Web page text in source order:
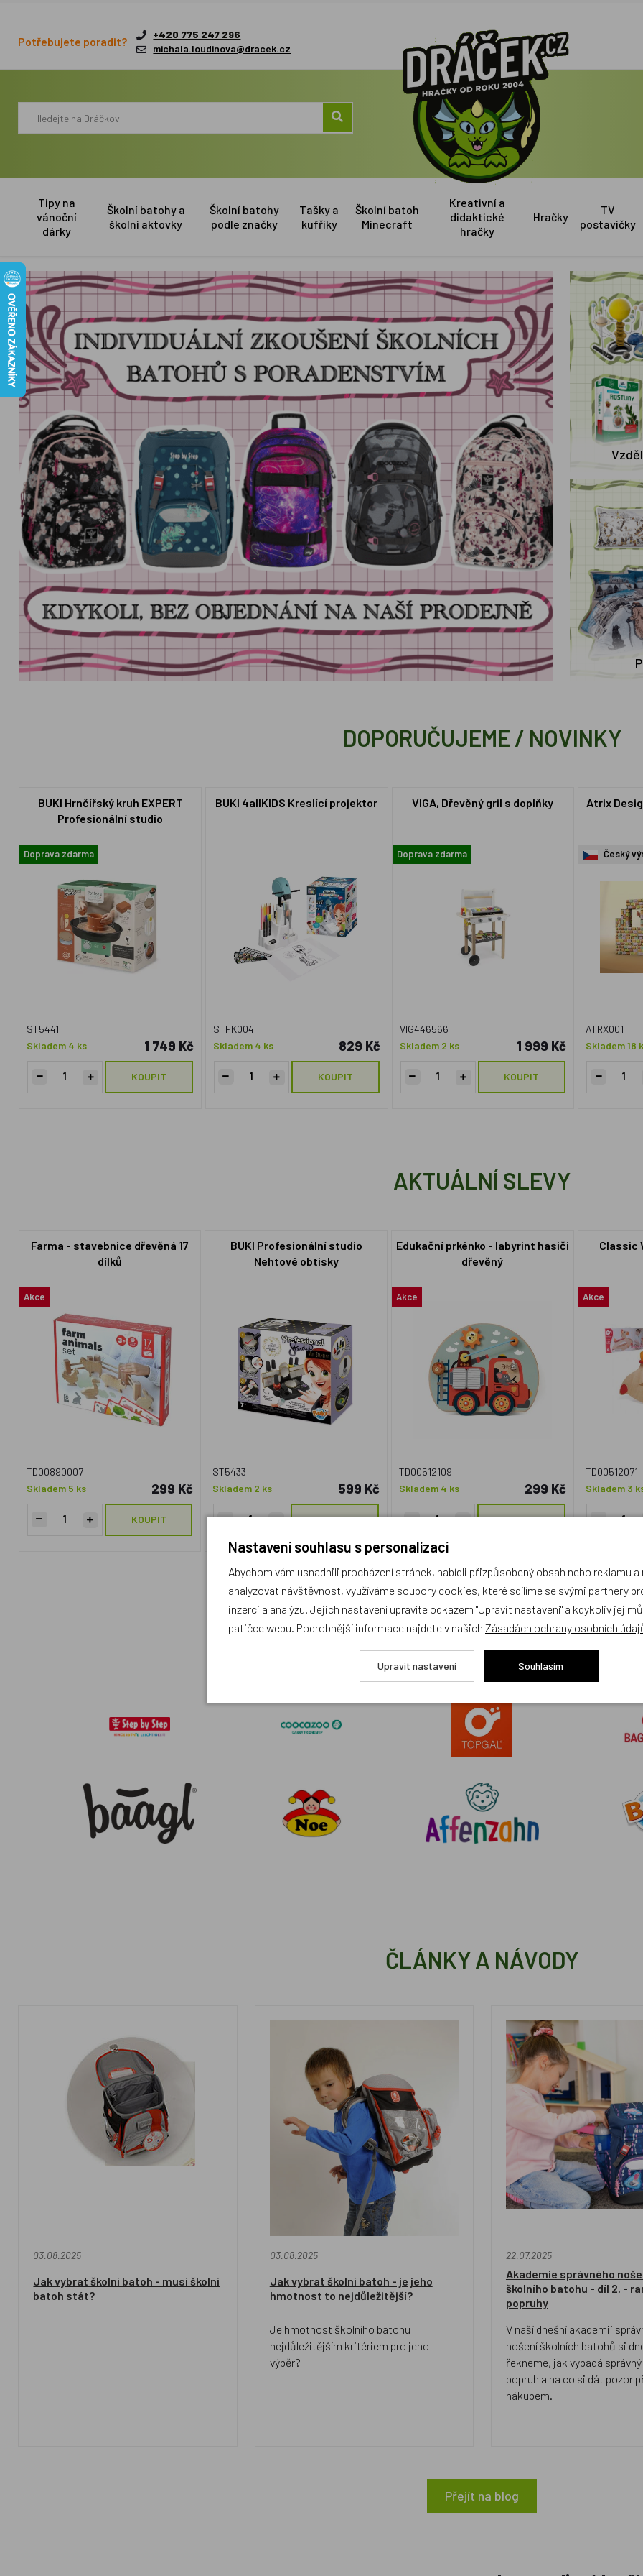
Potřebujete poradit?
+420 775 247 296
michala.loudinova@dracek.cz
Tipy na
vánoční
dárky
Školní batohy a
školní aktovky
Školní batohy
podle značky
Tašky a
kufříky
Školní batoh
Minecraft
Kreativní a
didaktické
hračky
Hračky
TV
postavičky
DOPORUČUJEME / NOVINKY
BUKI Hrnčířský kruh EXPERT
Profesionální studio
Doprava zdarma
ST5441
Skladem 4 ks
1 749 Kč
KOUPIT
BUKI 4allKIDS Kreslící projektor
STFK004
Skladem 4 ks
829 Kč
KOUPIT
VIGA, Dřevěný gril s doplňky
Doprava zdarma
VIG446566
Skladem 2 ks
1 999 Kč
KOUPIT
Atrix
Český
ATRX001
Skladem 18
AKTUÁLNÍ SLEVY
Farma - stavebnice dřevěná 17
dílků
Akce
TD00890007
Skladem 5 ks
299 Kč
KOUPIT
BUKI Profesionální studio
Nehtové obtisky
ST5433
Skladem 2 ks
599 Kč
KOUPIT
Edukační prkénko - labyrint hasiči
dřevěný
Akce
TD00512109
Skladem 4 ks
299 Kč
KOUPIT
Classic
Akce
TD00512071
Skladem 3
NAŠE ZNAČKY
ČLÁNKY A NÁVODY
03.08.2025
Jak vybrat školní batoh - musí školní
batoh stát?
03.08.2025
Jak vybrat školní batoh - je jeho
hmotnost to nejdůležitější?
Je hmotnost školního batohu
nejdůležitějším kritériem pro jeho
výběr?
22.07.2025
Akademie správného
školního batohu - díl 2. -
popruhy
V naší dnešní akademii
nošení školních batohů si
řekneme, jak vypadá správný ramenní
popruh a na co si dát pozor
nákupem.
Přejít na blog
Nastavení souhlasu s personalizací
Abychom vám usnadnili procházení stránek, nabídli přizpůsobený obsah nebo reklamu
analyzovat návštěvnost, využíváme soubory cookies, které sdílíme se svými partnery
inzerci a analýzu. Jejich nastavení upravíte odkazem "Upravit nastavení" a kdykoliv jej
patičce webu. Podrobnější informace najdete v našich Zásadách ochrany osobních
Upravit nastavení Souhlasím